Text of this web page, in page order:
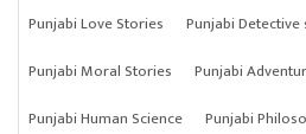
Punjabi Love Stories
Punjabi
Punjabi Moral Stories
Punjabi
Punjabi Human Science
Punjabi